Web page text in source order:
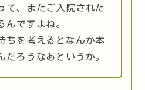
て、またご入院された
んですよね。
ちを考えるとなんか本
だろうなあというか。